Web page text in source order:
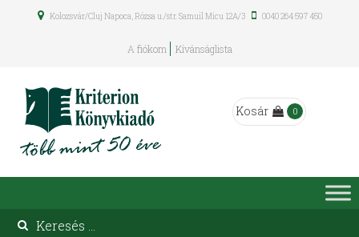
Kolozsvár/Cluj Napoca, Rózsa u./str. Samuil Micu 12A/3 0040 264 597 450
A fiókom Kívánságlista
Kosár 0